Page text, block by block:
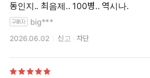
동인지.. 최음제.. 100병.. 역시나.
big***
2026.06.02 신고 차단